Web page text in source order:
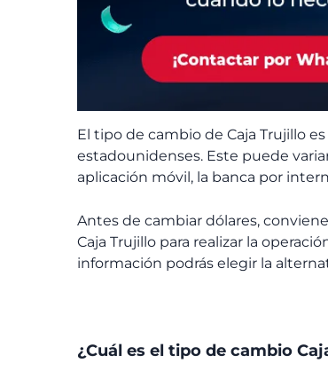
El tipo de cambio de Caja Trujillo
estadounidenses. Este puede
aplicación móvil, la banca por
Antes de cambiar dólares,
Caja Trujillo para realizar la
información podrás elegir la
¿Cuál es el tipo de cambio